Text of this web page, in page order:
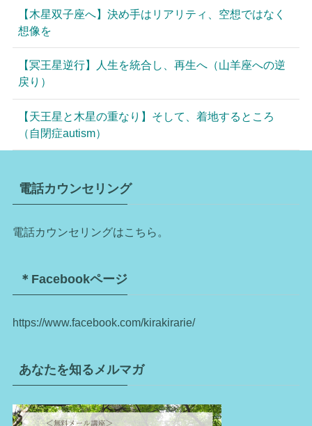
【木星双子座へ】決め手はリアリティ、空想ではなく
想像を
【冥王星逆行】人生を統合し、再生へ（山羊座への逆
戻り）
【天王星と木星の重なり】そして、着地するところ
（自閉症autism）
電話カウンセリング
電話カウンセリングはこちら。
＊Facebookページ
https://www.facebook.com/kirakirarie/
あなたを知るメルマガ